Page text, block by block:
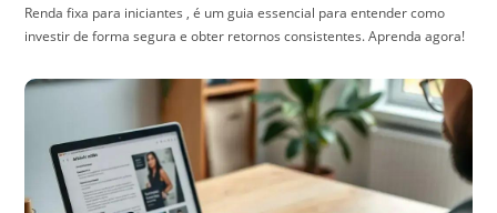
Renda fixa para iniciantes , é um guia essencial para entender como
investir de forma segura e obter retornos consistentes. Aprenda agora!